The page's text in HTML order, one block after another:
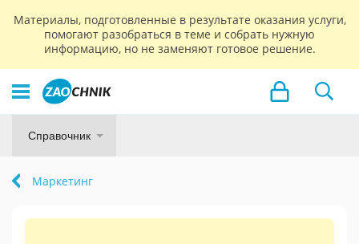
Материалы, подготовленные в результате оказания услуги,
помогают разобраться в теме и собрать нужную
информацию, но не заменяют готовое решение.
Справочник
Маркетинг